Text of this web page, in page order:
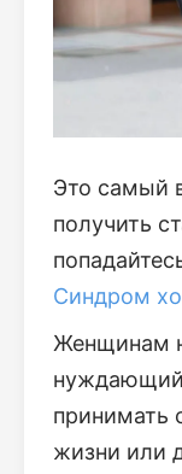
Это самый
получить
Синдром
Женщинам
принимать
жизни или